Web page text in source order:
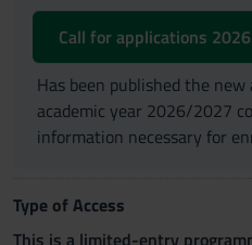
Call for applications
Has been published the
academic year 2026/2027
information necessary for
Type of Access
This is a limited-entry